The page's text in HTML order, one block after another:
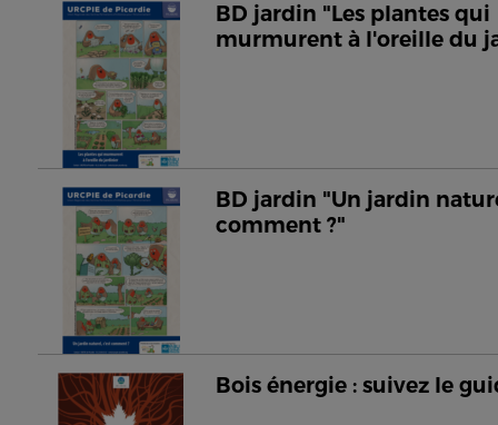
BD jardin "Les plantes qui
murmurent à l'oreille du
BD jardin "Un jardin
comment ?"
Bois énergie : suivez le